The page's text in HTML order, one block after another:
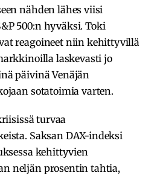
nähden lähes viisi
500:n hyväksi. Toki
reagoineet niin kehittyvillä
laskevasti jo
päivinä Venäjän
sotatoimia varten.
turvaa
Saksan DAX-indeksi
kehittyvien
neljän prosentin tahtia,